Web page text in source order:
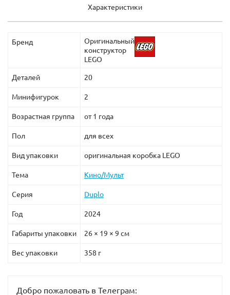
Характеристики
Бренд
Оригинальный
конструктор
LEGO
Деталей 20
Минифигурок 2
Возрастная группа от 1 года
Пол для всех
Вид упаковки оригинальная коробка LEGO
Тема Кино/Мульт
Серия Duplo
Год 2024
Габариты упаковки 26 × 19 × 9 см
Вес упаковки 358 г
Добро пожаловать в Телеграм: